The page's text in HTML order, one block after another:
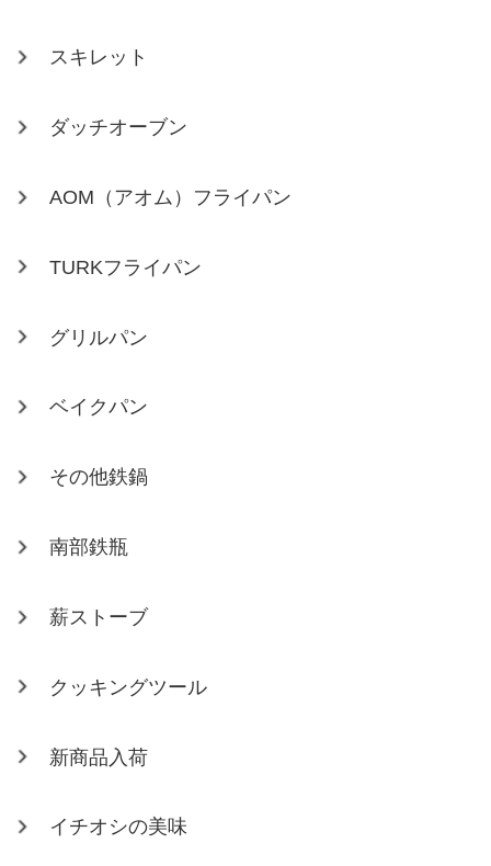
スキレット
ダッチオーブン
AOM（アオム）フライパン
TURKフライパン
グリルパン
ベイクパン
その他鉄鍋
南部鉄瓶
薪ストーブ
クッキングツール
新商品入荷
イチオシの美味